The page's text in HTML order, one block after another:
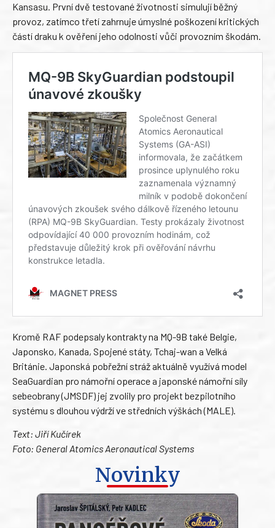
Kansasu. První dvě testované životnosti simulují běžný
provoz, zatímco třetí zahrnuje úmyslné poškození kritických
částí draku k ověření jeho odolnosti vůči provozním škodám.
Kromě RAF podepsaly kontrakty na MQ-9B také Belgie,
Japonsko, Kanada, Spojené státy, Tchaj-wan a Velká
Británie. Japonská pobřežní stráž aktuálně využívá model
SeaGuardian pro námořní operace a japonské námořní síly
sebeobrany (JMSDF) jej zvolily pro projekt bezpilotního
systému s dlouhou výdrží ve středních výškách (MALE).
Text: Jiří Kučírek
Foto: General Atomics Aeronautical Systems
Novinky